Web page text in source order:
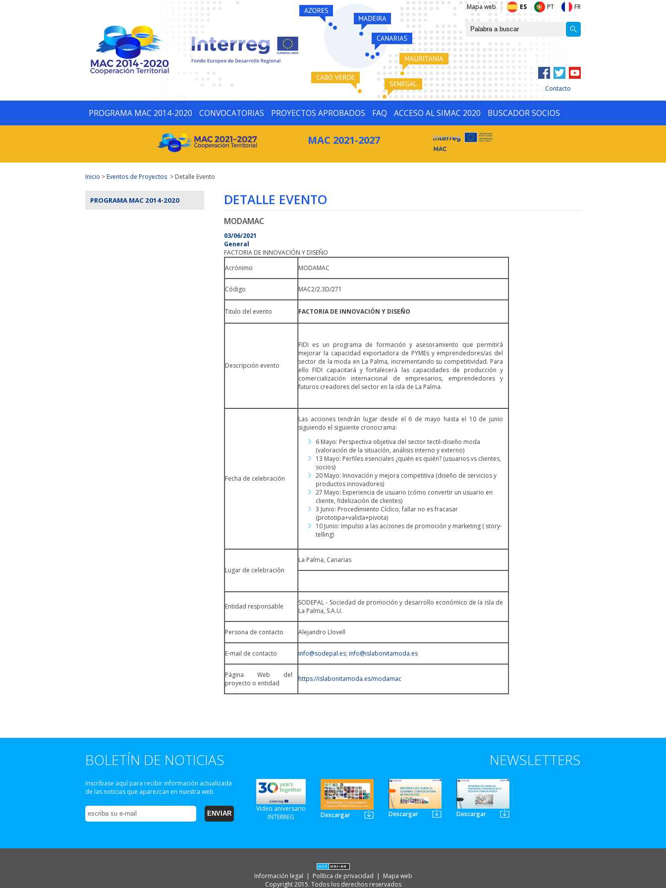
Mapa web ES PT FR
Contacto
PROGRAMA MAC 2014-2020 CONVOCATORIAS PROYECTOS APROBADOS FAQ ACCESO AL SIMAC 2020 BUSCADOR SOCIOS
MAC 2021-2027
Inicio >Eventos de Proyectos > Detalle Evento
PROGRAMA MAC 2014-2020 DETALLE EVENTO
MODAMAC
03/06/2021
General
FACTORIA DE INNOVACIÓN Y DISEÑO
Acrónimo
MODAMAC
Código MAC2/2.3D/271
Titulo del evento FACTORIA DE INNOVACIÓN Y DISEÑO
Descripción evento
FIDI es un programa de formación y asesoramiento que permitirá
mejorar la capacidad exportadora de PYMEs y emprendedores/as del
sector de la moda en La Palma, incrementando su competitividad. Para
ello FIDI capacitará y fortalecerá las capacidades de producción y
comercialización internacional de empresarios, emprendedores y
futuros creadores del sector en la isla de La Palma.
Fecha de celebración
Las acciones tendrán lugar desde el 6 de mayo hasta el 10 de junio
siguiendo el siguiente cronocrama:
6 Mayo: Perspectiva objetiva del sector tectil-diseño moda
(valoración de la situación, análisis interno y externo)
13 Mayo: Perfiles esenciales ¿quién es quién? (usuarios vs clientes,
socios)
20 Mayo: Innovación y mejora competitiva (diseño de servicios y
productos innovadores)
27 Mayo: Experiencia de usuario (cómo convertir un usuario en
cliente, fidelización de clientes)
3 Junio: Procedimiento Cíclico, fallar no es fracasar
(prototipa+valida+pivota)
10 Junio: Impulso a las acciones de promoción y marketing ( story-
telling)
Lugar de celebración
La Palma, Canarias
Entidad responsable
SODEPAL - Sociedad de promoción y desarrollo económico de la isla de
La Palma, S.A.U.
Persona de contacto Alejandro Llovell
E-mail de contacto info@sodepal.es; info@islabonitamoda.es
Página Web del
proyecto o entidad
https://islabonitamoda.es/modamac
BOLETÍN DE NOTICIAS
Inscríbase aquí para recibir información actualizada
de las noticias que aparezcan en nuestra web
NEWSLETTERS
Video aniversario
INTERREG
Descargar Descargar Descargar
Información legal | Política de privacidad | Mapa web
Copyright 2015. Todos los derechos reservados